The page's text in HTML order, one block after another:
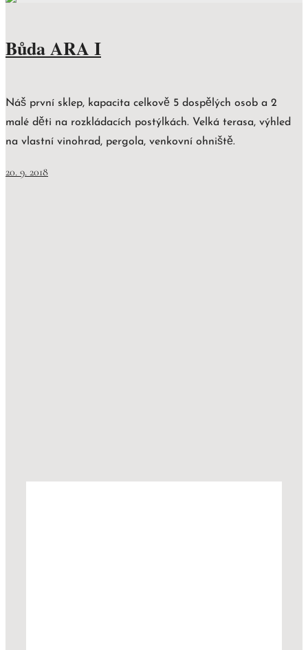
Bůda ARA I
Náš první sklep, kapacita celkově 5 dospělých osob a 2
malé děti na rozkládacích postýlkách. Velká terasa, výhled
na vlastní vinohrad, pergola, venkovní ohniště.
20. 9. 2018